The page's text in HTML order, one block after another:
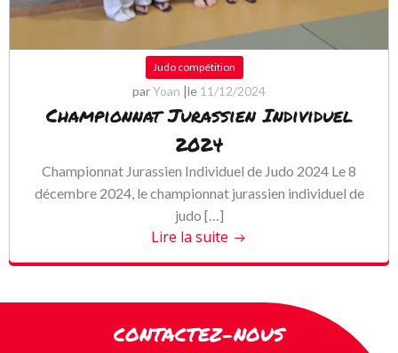
Judo compétition
parYoan |le 11/12/2024
Championnat Jurassien Individuel
2024
Championnat Jurassien Individuel de Judo 2024 Le 8
décembre 2024, le championnat jurassien individuel de
judo […]
Lire la suite
CONTACTEZ-NOUS